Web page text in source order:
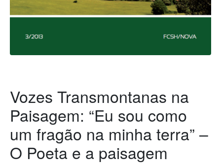
Vozes Transmontanas na
Paisagem: “Eu sou como
um fragão na minha terra” –
O Poeta e a paisagem